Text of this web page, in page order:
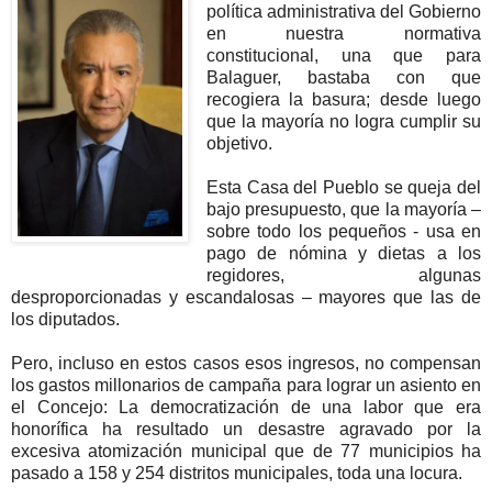
política administrativa del Gobierno
en nuestra normativa
constitucional, una que para
Balaguer, bastaba con que
recogiera la basura; desde luego
que la mayoría no logra cumplir su
objetivo.
Esta Casa del Pueblo se queja del
bajo presupuesto, que la mayoría –
sobre todo los pequeños - usa en
pago de nómina y dietas a los
regidores, algunas
desproporcionadas y escandalosas – mayores que las de
los diputados.
Pero, incluso en estos casos esos ingresos, no compensan
los gastos millonarios de campaña para lograr un asiento en
el Concejo: La democratización de una labor que era
honorífica ha resultado un desastre agravado por la
excesiva atomización municipal que de 77 municipios ha
pasado a 158 y 254 distritos municipales, toda una locura.